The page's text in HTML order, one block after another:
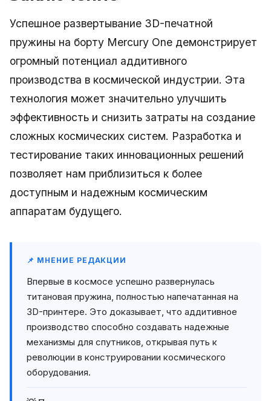
Успешное развертывание 3D-печатной
пружины на борту Mercury One демонстрирует
огромный потенциал аддитивного
производства в космической индустрии. Эта
технология может значительно улучшить
эффективность и снизить затраты на создание
сложных космических систем. Разработка и
тестирование таких инновационных решений
позволяет нам приблизиться к более
доступным и надежным космическим
аппаратам будущего.
📌 МНЕНИЕ РЕДАКЦИИ
Впервые в космосе успешно развернулась
титановая пружина, полностью напечатанная на
3D-принтере. Это доказывает, что аддитивное
производство способно создавать надежные
механизмы для спутников, открывая путь к
революции в конструировании космического
оборудования.